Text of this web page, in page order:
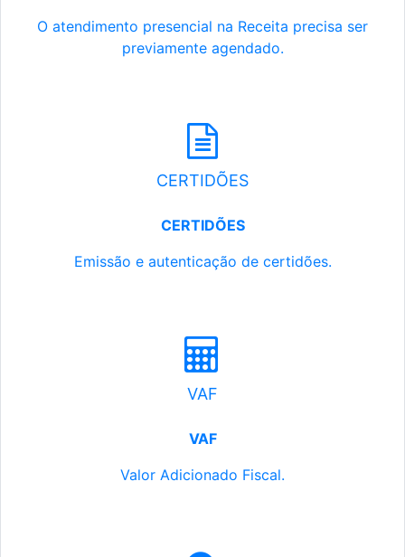
O atendimento presencial na Receita precisa ser
previamente agendado.
CERTIDÕES
CERTIDÕES
Emissão e autenticação de certidões.
VAF
VAF
Valor Adicionado Fiscal.